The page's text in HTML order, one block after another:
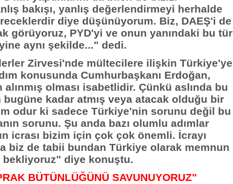
bakışı, yanlış değerlendirmeyi herhalde
diye düşünüyorum. Biz, DAEŞ'i de
görüyoruz, PYD'yi ve onun yanındaki bu tür
aynı şekilde..." dedi.
Zirvesi'nde mültecilere ilişkin Türkiye'ye
konusunda Cumhurbaşkanı Erdoğan,
olması isabetlidir. Çünkü aslında bu
kadar atmış veya atacak olduğu bir
odur ki sadece Türkiye'nin sorunu değil bu
sorunu. Şu anda bazı olumlu adımlar
icrası bizim için çok çok önemli. İcrayı
biz de tabii bundan Türkiye olarak memnun
diye konuştu.
BÜTÜNLÜĞÜNÜ SAVUNUYORUZ"